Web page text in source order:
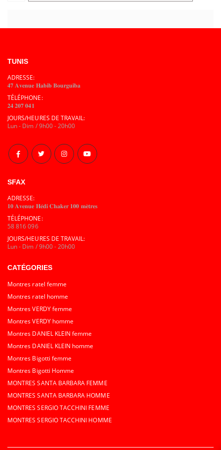
TUNIS
ADRESSE:
𝟒𝟕 𝐀𝐯𝐞𝐧𝐮𝐞 𝐇𝐚𝐛𝐢𝐛 𝐁𝐨𝐮𝐫𝐠𝐮𝐢𝐛𝐚
TÉLÉPHONE:
𝟐𝟒 𝟐𝟎𝟕 𝟎𝟒𝟏
JOURS/HEURES DE TRAVAIL:
Lun - Dim / 9h00 - 20h00
SFAX
ADRESSE:
𝟏𝟎 𝐀𝐯𝐞𝐧𝐮𝐞 𝐇𝐞́𝐝𝐢 𝐂𝐡𝐚𝐤𝐞𝐫 𝟏𝟎𝟎 𝐦𝐞̀𝐭𝐫𝐞𝐬
TÉLÉPHONE:
58 816 096
JOURS/HEURES DE TRAVAIL:
Lun - Dim / 9h00 - 20h00
CATÉGORIES
Montres ratel femme
Montres ratel homme
Montres VERDY femme
Montres VERDY homme
Montres DANIEL KLEIN femme
Montres DANIEL KLEIN homme
Montres Bigotti femme
Montres Bigotti Homme
MONTRES SANTA BARBARA FEMME
MONTRES SANTA BARBARA HOMME
MONTRES SERGIO TACCHINI FEMME
MONTRES SERGIO TACCHINI HOMME